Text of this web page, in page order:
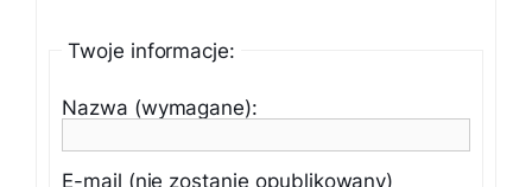
Twoje informacje:
Nazwa (wymagane):
E-mail (nie zostanie opublikowany)